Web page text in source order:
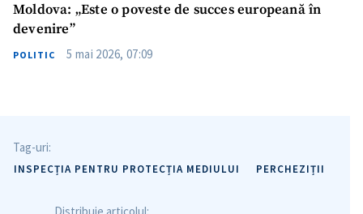
Moldova: „Este o poveste de succes europeană în
devenire”
POLITIC 5 mai 2026, 07:09
Tag-uri:
INSPECȚIA PENTRU PROTECȚIA MEDIULUI PERCHEZIȚII